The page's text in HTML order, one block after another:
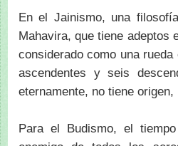
En el Jainismo, una
Mahavira, que tiene adeptos
considerado como una
ascendentes y seis
eternamente, no tiene
Para el Budismo, el